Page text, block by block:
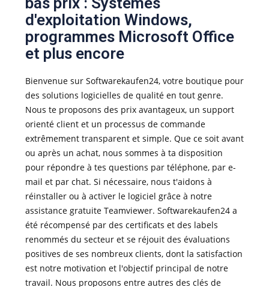
d'exploitation Windows,
programmes Microsoft Office
et plus encore
Bienvenue sur Softwarekaufen24, votre boutique pour
des solutions logicielles de qualité en tout genre.
Nous te proposons des prix avantageux, un support
orienté client et un processus de commande
extrêmement transparent et simple. Que ce soit avant
ou après un achat, nous sommes à ta disposition
pour répondre à tes questions par téléphone, par e-
mail et par chat. Si nécessaire, nous t'aidons à
réinstaller ou à activer le logiciel grâce à notre
assistance gratuite Teamviewer. Softwarekaufen24 a
été récompensé par des certificats et des labels
renommés du secteur et se réjouit des évaluations
positives de ses nombreux clients, dont la satisfaction
est notre motivation et l'objectif principal de notre
travail. Nous proposons entre autres des clés de